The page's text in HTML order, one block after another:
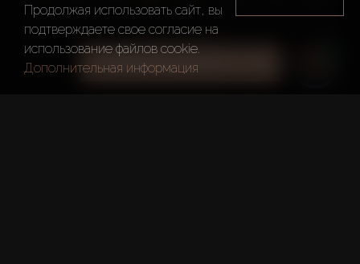
ВСЕ ФИЛЬТРЫ
ПОЗВОНИТЬ
Продолжая использовать сайт, вы
подтверждаете свое согласие на
использование файлов cookie.
Дополнительная информация